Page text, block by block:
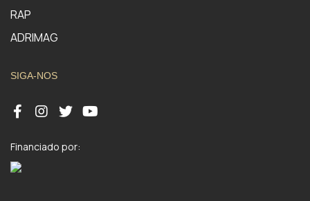
RAP
ADRIMAG
SIGA-NOS
Financiado por: